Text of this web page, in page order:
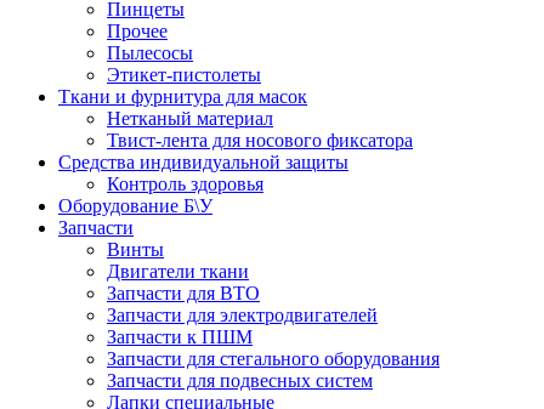
Пинцеты
Прочее
Пылесосы
Этикет-пистолеты
Ткани и фурнитура для масок
Нетканый материал
Твист-лента для носового фиксатора
Средства индивидуальной защиты
Контроль здоровья
Оборудование Б\У
Запчасти
Винты
Двигатели ткани
Запчасти для ВТО
Запчасти для электродвигателей
Запчасти к ПШМ
Запчасти для стегального оборудования
Запчасти для подвесных систем
Лапки специальные